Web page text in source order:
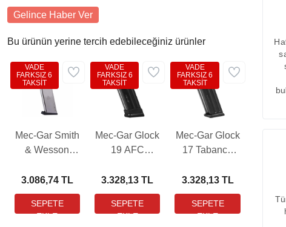
Gelince Haber Ver
Bu ürünün yerine tercih edebileceğiniz ürünler
Mec-Gar Smith
& Wesson
Şarjörü (17
Adet - Nikel)
3.086,74 TL
VADE
FARKSIZ 6
TAKSİT
Mec-Gar Glock
19 AFC
Şarjörü (18
Adet - Siyah)
3.328,13 TL
VADE
FARKSIZ 6
TAKSİT
Mec-Gar Glock
17 Tabanca
Adet - Siyah)
3.328,13 TL
VADE
FARKSIZ 6
TAKSİT